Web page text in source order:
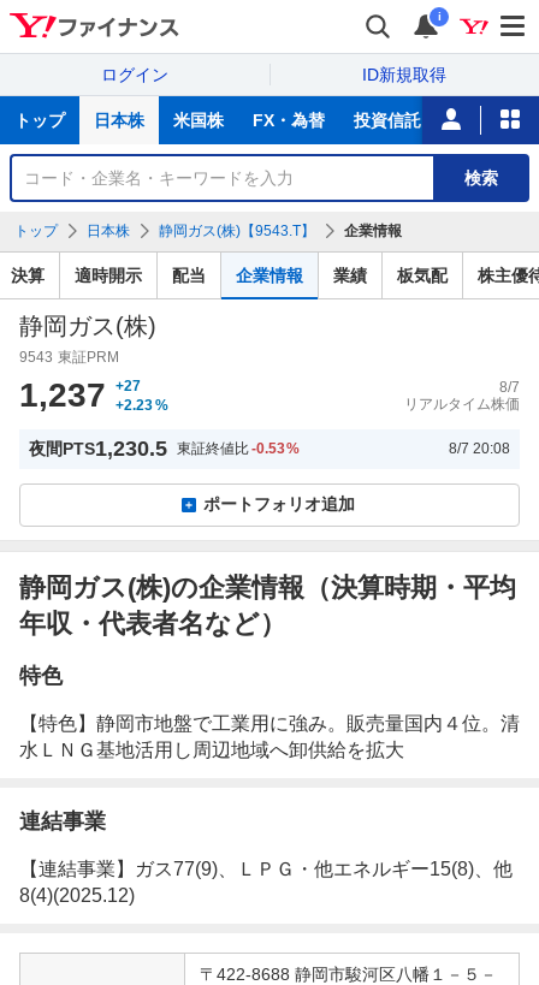
i
ログイン ID新規取得
サ
トップ 日本株 米国株 FX・為替 投資信託 ニュース
銘
検
索
検索
トップ 日本株 静岡ガス(株)【9543.T】 企業情報
決算 適時開示 配当 企業情報 業績 板気配 株主優
静岡ガス(株)
9543 東証PRM
1,237
+27
+2.23%
8/7
リアルタイム株価
夜間PTS1,230.5 東証終値比-0.53% 8/7 20:08
ポートフォリオ追加
静岡ガス(株)の企業情報（決算時期・平均
年収・代表者名など）
特色
【特色】静岡市地盤で工業用に強み。販売量国内４位。清
水ＬＮＧ基地活用し周辺地域へ卸供給を拡大
連結事業
【連結事業】ガス77(9)、ＬＰＧ・他エネルギー15(8)、他
8(4)(2025.12)
企
〒422-8688 静岡市駿河区八幡１－５－